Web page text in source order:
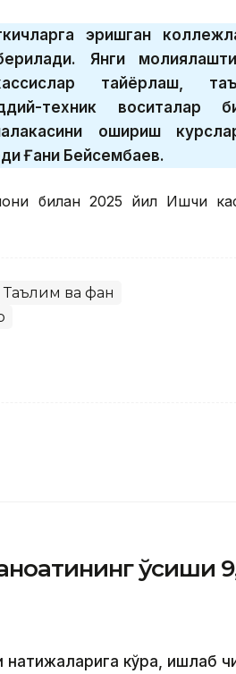
эришган
Янги
тайёрлаш,
техник воситалар
ошириш
Ғани Бейсембаев.
билан 2025 йил Ишчи
Таълим ва фан
ўсиши
натижаларига кўра, ишлаб